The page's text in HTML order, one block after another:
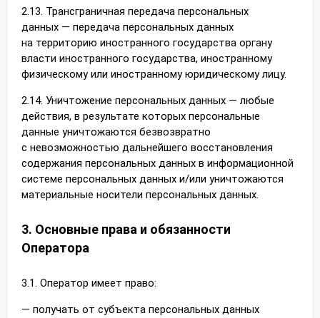
2.13. Трансграничная передача персональных
данных — передача персональных данных
на территорию иностранного государства органу
власти иностранного государства, иностранному
физическому или иностранному юридическому лицу.
2.14. Уничтожение персональных данных — любые
действия, в результате которых персональные
данные уничтожаются безвозвратно
с невозможностью дальнейшего восстановления
содержания персональных данных в информационной
системе персональных данных и/или уничтожаются
материальные носители персональных данных.
3. Основные права и обязанности
Оператора
3.1. Оператор имеет право:
— получать от субъекта персональных данных